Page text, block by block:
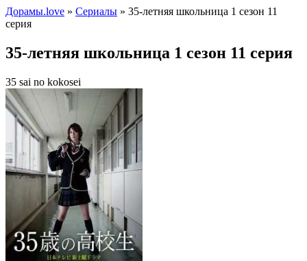
Дорамы.love » Сериалы » 35-летняя школьница 1 сезон 11
серия
35-летняя школьница 1 сезон 11 серия
35 sai no kokosei